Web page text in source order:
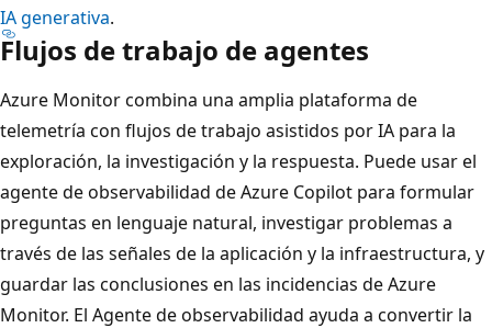
IA generativa.
Flujos de trabajo de agentes
Azure Monitor combina una amplia plataforma de
telemetría con flujos de trabajo asistidos por IA para la
exploración, la investigación y la respuesta. Puede usar el
agente de observabilidad de Azure Copilot para formular
preguntas en lenguaje natural, investigar problemas a
través de las señales de la aplicación y la infraestructura, y
guardar las conclusiones en las incidencias de Azure
Monitor. El Agente de observabilidad ayuda a convertir la